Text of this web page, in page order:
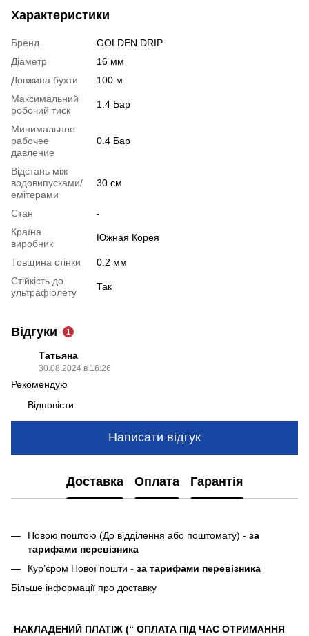
Характеристики
Бренд
GOLDEN DRIP
Діаметр
16 мм
Довжина бухти
100 м
Максимальний
робочий тиск
1.4 Бар
Минимальное
рабочее
давление
0.4 Бар
Відстань між
водовипусками/
емітерами
30 см
Стан
-
Країна
виробник
Южная Корея
Товщина стінки
0.2 мм
Стійкість до
ультрафіолету
Так
Відгуки 1
Татьяна
30.08.2024 в 16:26
Рекомендую
Відповісти
Написати відгук
Доставка Оплата Гарантія
Новою поштою (До відділення або поштомату) - за
тарифами перевізника
Кур’єром Нової пошти - за тарифами перевізника
Більше інформації про доставку
НАКЛАДЕНИЙ ПЛАТІЖ (“ ОПЛАТА ПІД ЧАС ОТРИМАННЯ